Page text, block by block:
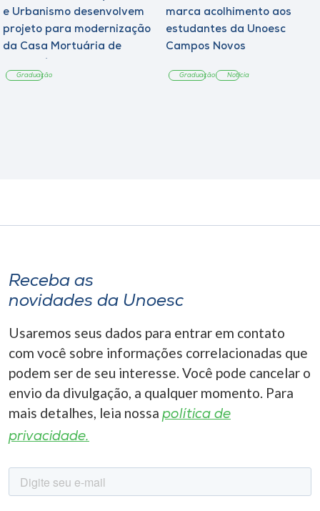
e Urbanismo desenvolvem
projeto para modernização
da Casa Mortuária de
Graduação
marca acolhimento aos
estudantes da Unoesc
Campos Novos
Graduação Notícia
Receba as
novidades da Unoesc
Usaremos seus dados para entrar em contato
com você sobre informações correlacionadas que
podem ser de seu interesse. Você pode cancelar o
envio da divulgação, a qualquer momento. Para
mais detalhes, leia nossa política de
privacidade.